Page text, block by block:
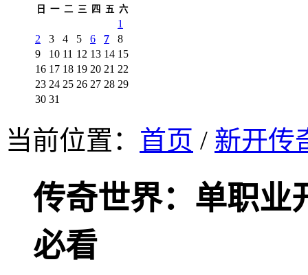
日 一 二 三 四 五 六
1
2
3 4 5 6 7
8
9
10 11 12 13 14 15
16 17 18 19 20 21 22
23 24 25 26 27 28 29
30 31
当前位置： 首页 / 新开传
传奇世界：单职业
必看